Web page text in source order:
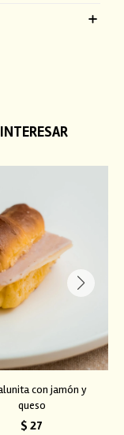
con jamón y
queso
$ 27